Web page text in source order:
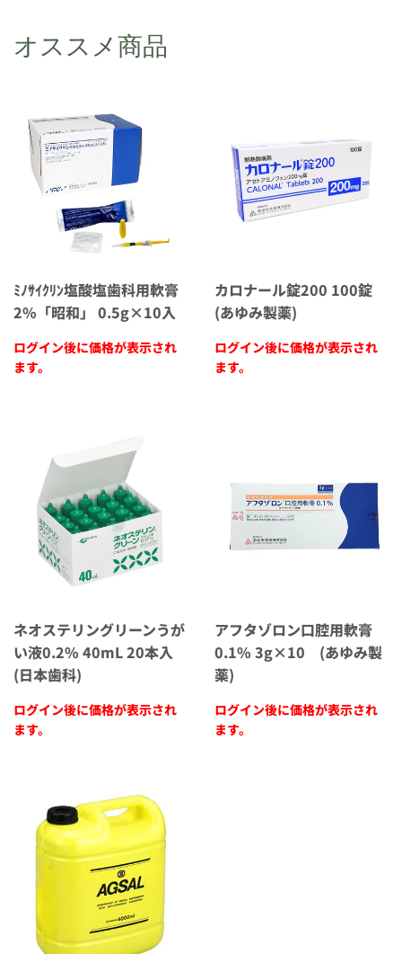
オススメ商品
ﾐﾉｻｲｸﾘﾝ塩酸塩歯科用軟膏
2%「昭和」 0.5g×10入
ログイン後に価格が表示され
ます。
カロナール錠200 100錠
(あゆみ製薬)
ログイン後に価格が表示され
ます。
ネオステリングリーンうが
い液0.2% 40mL 20本入
(日本歯科)
ログイン後に価格が表示され
ます。
アフタゾロン口腔用軟膏
0.1% 3g×10 (あゆみ製
薬)
ログイン後に価格が表示され
ます。